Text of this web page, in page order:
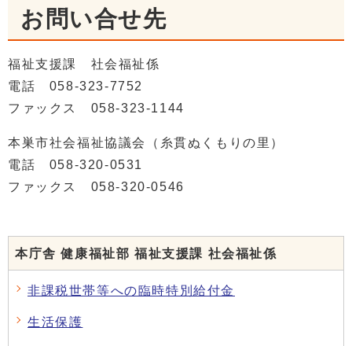
お問い合せ先
福祉支援課 社会福祉係
電話 058-323-7752
ファックス 058-323-1144
本巣市社会福祉協議会（糸貫ぬくもりの里）
電話 058-320-0531
ファックス 058-320-0546
本庁舎 健康福祉部 福祉支援課 社会福祉係
非課税世帯等への臨時特別給付金
生活保護